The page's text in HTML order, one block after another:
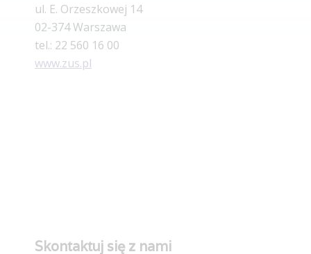
ul. E. Orzeszkowej 14
02-374 Warszawa
tel.: 22 560 16 00
www.zus.pl
Skontaktuj się z nami